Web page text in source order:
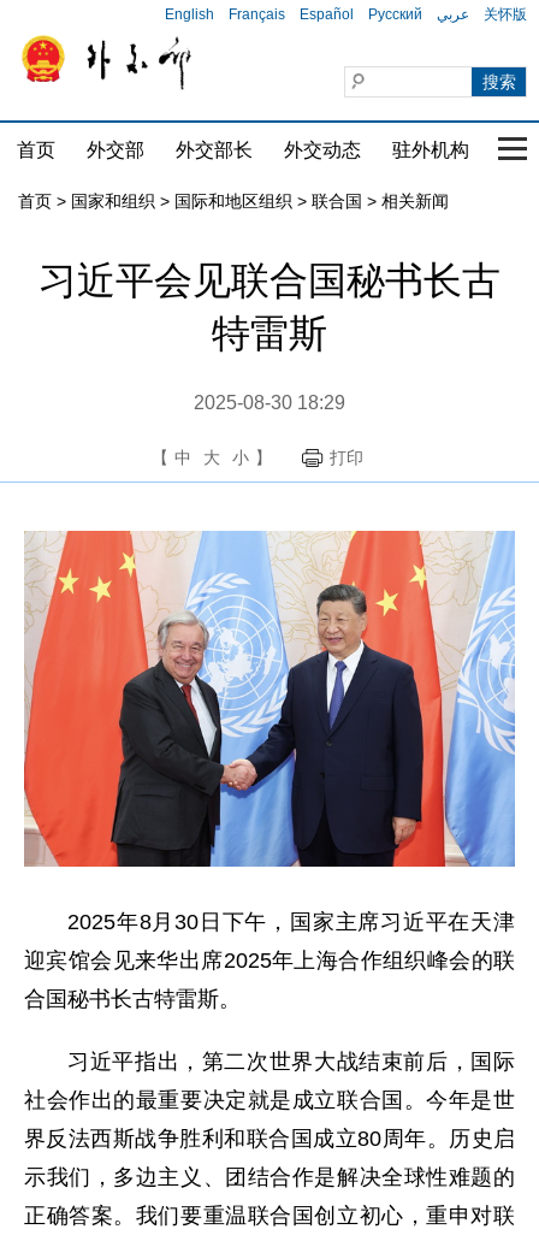
English Français Español Русский عربي 关怀版
首页 外交部 外交部长 外交动态 驻外机构 国
首页 > 国家和组织 > 国际和地区组织 > 联合国 > 相关新闻
习近平会见联合国秘书长古
特雷斯
2025-08-30 18:29
【 中 大 小 】 打印
2025年8月30日下午，国家主席习近平在天津
迎宾馆会见来华出席2025年上海合作组织峰会的联
合国秘书长古特雷斯。
习近平指出，第二次世界大战结束前后，国际
社会作出的最重要决定就是成立联合国。今年是世
界反法西斯战争胜利和联合国成立80周年。历史启
示我们，多边主义、团结合作是解决全球性难题的
正确答案。我们要重温联合国创立初心，重申对联